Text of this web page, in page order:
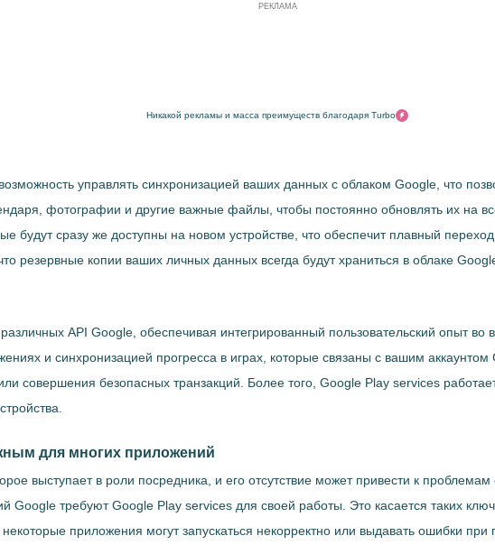
РЕКЛАМА
Никакой рекламы и масса преимуществ благодаря Turbo
управлять синхронизацией ваших данных с облаком Google, что
фотографии и другие важные файлы, чтобы постоянно обновлять их на
будут сразу же доступны на новом устройстве, что обеспечит плавный
резервные копии ваших личных данных всегда будут храниться в облаке
API Google, обеспечивая интегрированный пользовательский опыт
и синхронизацией прогресса в играх, которые связаны с вашим
совершения безопасных транзакций. Более того, Google Play services
для многих приложений
выступает в роли посредника, и его отсутствие может привести к
требуют Google Play services для своей работы. Это касается таких
приложения могут запускаться некорректно или выдавать ошибки